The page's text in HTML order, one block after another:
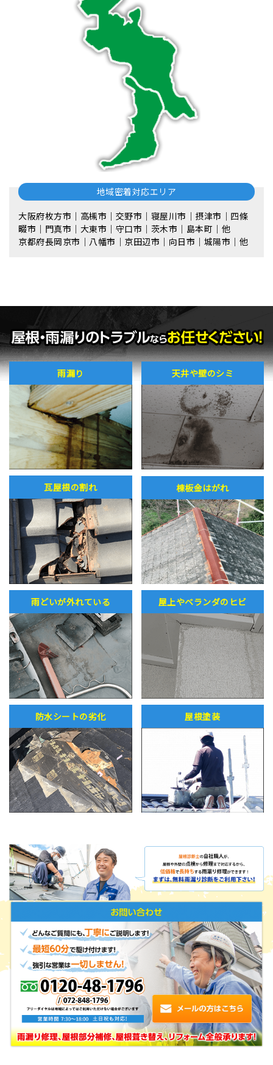
地域密着対応エリア
大阪府枚方市｜高槻市｜交野市｜寝屋川市｜摂津市｜四條
畷市｜門真市｜大東市｜守口市｜茨木市｜島本町｜他
京都府長岡京市｜八幡市｜京田辺市｜向日市｜城陽市｜他
雨漏り 天井や壁のシミ
瓦屋根の割れ 棟板金はがれ
雨どいが外れている 屋上やベランダのヒビ
防水シートの劣化 屋根塗装